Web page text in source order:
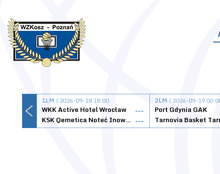
1LM | 2026-09-18 18:00
WKK Active Hotel Wrocław
---
KSK Qemetica Noteć Inowrocław ---
2LM | 2026-09-19
Port Gdynia GAK